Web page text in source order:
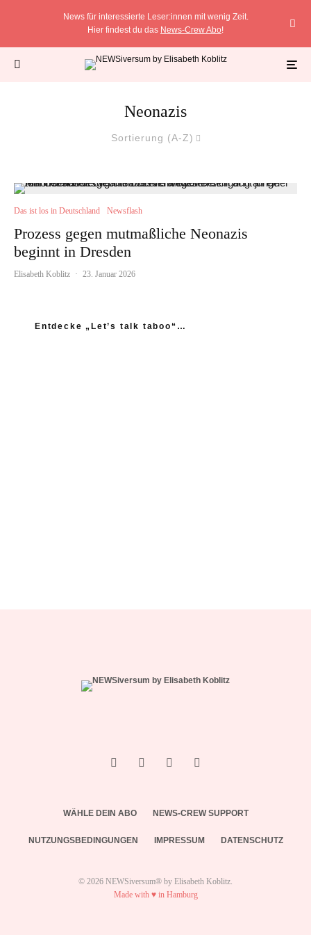
News für interessierte Leser:innen mit wenig Zeit.
Hier findest du das News-Crew Abo!
Neonazis
Sortierung (A-Z)
Das ist los in Deutschland Newsflash
Prozess gegen mutmaßliche Neonazis
beginnt in Dresden
Elisabeth Koblitz · 23. Januar 2026
Entdecke „Let’s talk taboo“…
WÄHLE DEIN ABO NEWS-CREW SUPPORT
NUTZUNGSBEDINGUNGEN IMPRESSUM DATENSCHUTZ
© 2026 NEWSiversum® by Elisabeth Koblitz.
Made with ♥ in Hamburg